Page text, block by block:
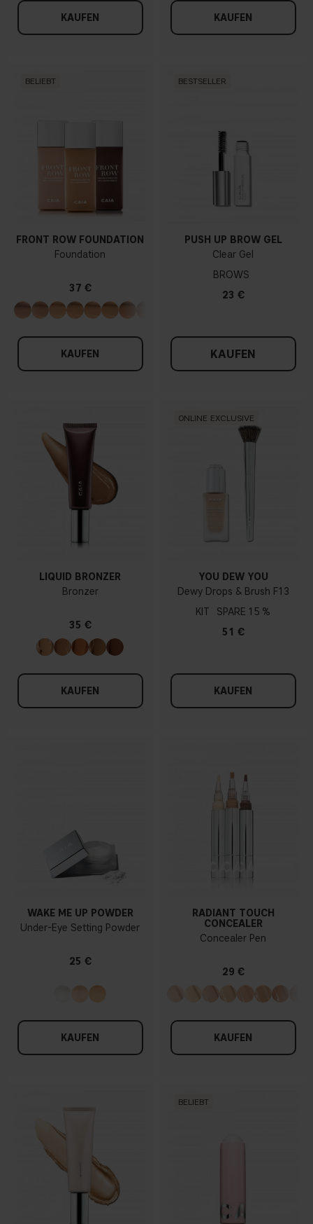
KAUFEN KAUFEN
BELIEBT
FRONT ROW FOUNDATION
Foundation
37 €
KAUFEN
BESTSELLER
PUSH UP BROW GEL
Clear Gel
BROWS
23 €
KAUFEN
LIQUID BRONZER
Bronzer
35 €
KAUFEN
ONLINE EXCLUSIVE
YOU DEW YOU
Dewy Drops & Brush F13
KIT
15 %
51 €
KAUFEN
WAKE ME UP POWDER
Under-Eye Setting Powder
25 €
KAUFEN
RADIANT TOUCH
CONCEALER
Concealer Pen
29 €
KAUFEN
BELIEBT